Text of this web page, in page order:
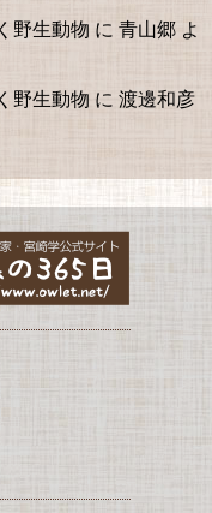
野生動物 に 青山郷 よ
野生動物 に 渡邊和彦